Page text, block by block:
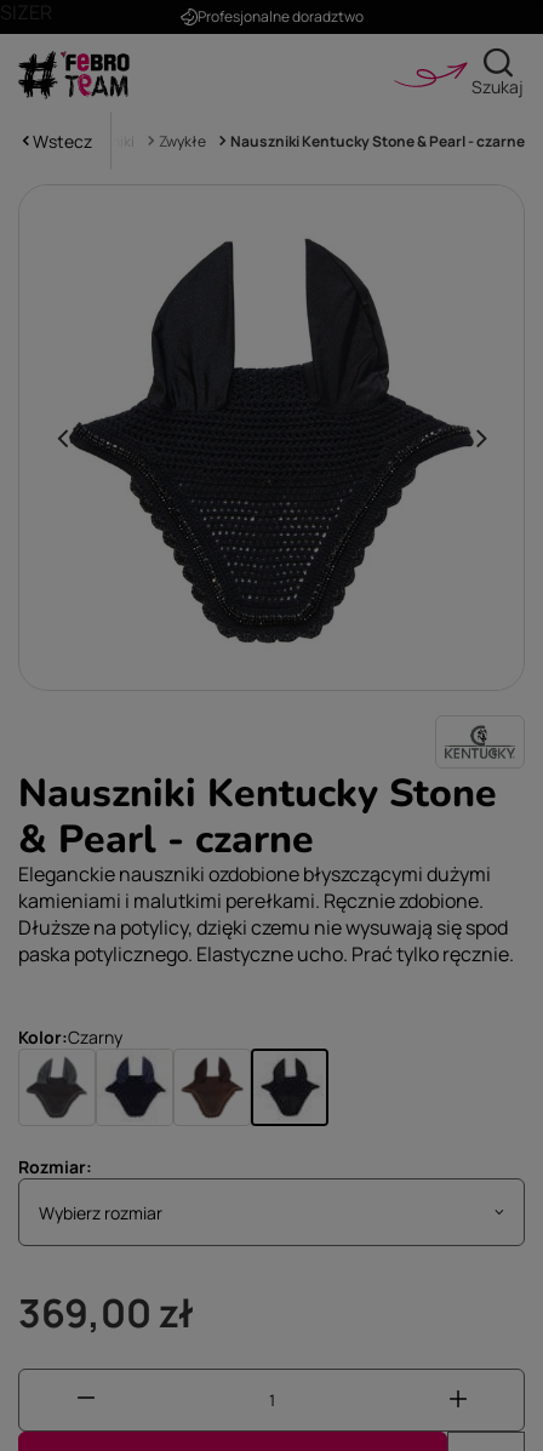
Profesjonalne doradztwo
Szukaj
Wstecz
Koń Nauszniki Zwykłe Nauszniki Kentucky Stone & Pearl - czarne
Nauszniki Kentucky Stone
& Pearl - czarne
Eleganckie nauszniki ozdobione błyszczącymi dużymi
kamieniami i malutkimi perełkami. Ręcznie zdobione.
Dłuższe na potylicy, dzięki czemu nie wysuwają się spod
paska potylicznego. Elastyczne ucho. Prać tylko ręcznie.
Kolor Czarny
Rozmiar
Wybierz rozmiar
Wybierz rozmiar
369,00 zł